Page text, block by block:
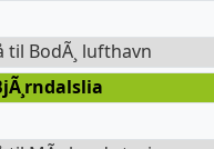
til BodÃ¸ lufthavn